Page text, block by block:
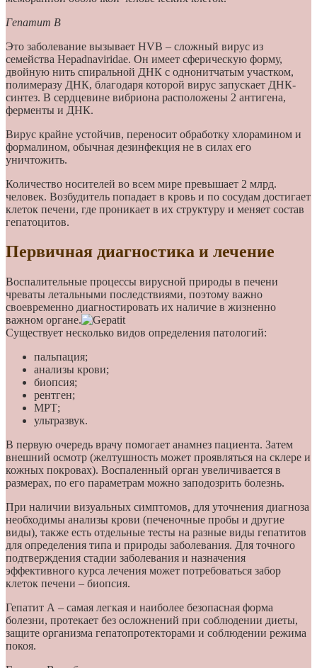
Гепатит В
Это заболевание вызывает HVB – сложный вирус из
семейства Hepadnaviridae. Он имеет сферическую форму,
двойную нить спиральной ДНК с однонитчатым участком,
полимеразу ДНК, благодаря которой вирус запускает ДНК-
синтез. В сердцевине вибриона расположены 2 антигена,
ферменты и ДНК.
Вирус крайне устойчив, переносит обработку хлорамином и
формалином, обычная дезинфекция не в силах его
уничтожить.
Количество носителей во всем мире превышает 2 млрд.
человек. Возбудитель попадает в кровь и по сосудам достигает
клеток печени, где проникает в их структуру и меняет состав
гепатоцитов.
Первичная диагностика и лечение
Воспалительные процессы вирусной природы в печени
чреваты летальными последствиями, поэтому важно
своевременно диагностировать их наличие в жизненно
важном органе.
Существует несколько видов определения патологий:
пальпация;
анализы крови;
биопсия;
рентген;
МРТ;
ультразвук.
В первую очередь врачу помогает анамнез пациента. Затем
внешний осмотр (желтушность может проявляться на склере и
кожных покровах). Воспаленный орган увеличивается в
размерах, по его параметрам можно заподозрить болезнь.
При наличии визуальных симптомов, для уточнения диагноза
необходимы анализы крови (печеночные пробы и другие
виды), также есть отдельные тесты на разные виды гепатитов
для определения типа и природы заболевания. Для точного
подтверждения стадии заболевания и назначения
эффективного курса лечения может потребоваться забор
клеток печени – биопсия.
Гепатит А – самая легкая и наиболее безопасная форма
болезни, протекает без осложнений при соблюдении диеты,
защите организма гепатопротекторами и соблюдении режима
покоя.